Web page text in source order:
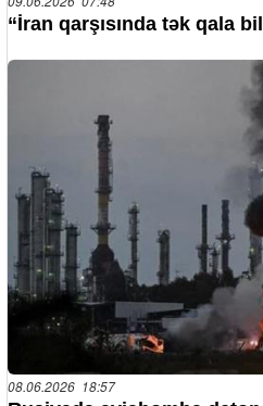
“İran qarşısında tək qala
08.06.2026 18:57